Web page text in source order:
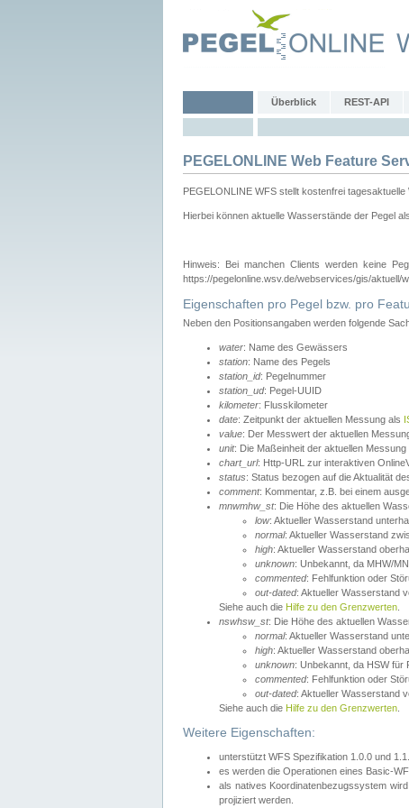
Überblick REST-API
PEGELONLINE Web Feature
PEGELONLINE WFS stellt kostenfrei
Hierbei können aktuelle Wasserstände der Pegel
Hinweis: Bei manchen Clients werden keine
https://pegelonline.wsv.de/webservices/gis/aktuell/
Eigenschaften pro Pegel bzw. pro
Neben den Positionsangaben werden folgende
water: Name des Gewässers
station: Name des Pegels
station_id: Pegelnummer
station_ud: Pegel-UUID
kilometer: Flusskilometer
date: Zeitpunkt der aktuellen Messung als
value: Der Messwert der aktuellen
unit: Die Maßeinheit der aktuellen Messung
chart_url: Http-URL zur interaktiven
status: Status bezogen auf die Aktualität
comment: Kommentar, z.B. bei einem
mnwmhw_st: Die Höhe des aktuellen
low: Aktueller Wasserstand
normal: Aktueller Wasserstand
high: Aktueller Wasserstand
unknown: Unbekannt, da MHW/
commented: Fehlfunktion oder
out-dated: Aktueller Wasserstand
Siehe auch die Hilfe zu den Grenzwerten
nswhsw_st: Die Höhe des aktuellen
normal: Aktueller Wasserstand
high: Aktueller Wasserstand
unknown: Unbekannt, da HSW für
commented: Fehlfunktion oder
out-dated: Aktueller Wasserstand
Siehe auch die Hilfe zu den Grenzwerten
Weitere Eigenschaften:
unterstützt WFS Spezifikation 1.0.0 und
es werden die Operationen eines Basic-
als natives Koordinatenbezugssystem
projiziert werden.